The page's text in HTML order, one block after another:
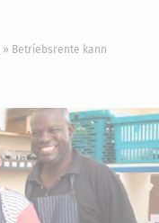
Betriebsrente kann